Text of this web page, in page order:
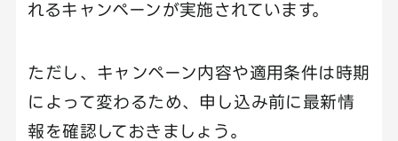
れるキャンペーンが実施されています。
ただし、キャンペーン内容や適用条件は時期
によって変わるため、申し込み前に最新情
報を確認しておきましょう。